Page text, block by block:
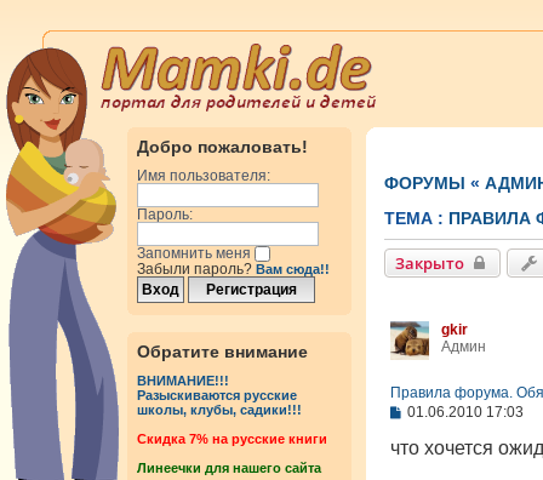
Добро пожаловать!
Имя пользователя:
Пароль:
Запомнить меня
Забыли пароль? Вам сюда!!
Обратите внимание
ВНИМАНИЕ!!!
Разыскиваются русские
школы, клубы, садики!!!
Cкидка 7% на русские книги
Линеечки для нашего сайта
ФОРУМЫ «
ТЕМА : ПРАВИЛА
Закрыто
gkir
Админ
Правила форума.
С
о
01.06.2010 17:03
что хочется